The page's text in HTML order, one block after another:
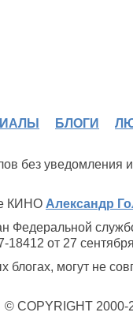
БЛОГИ
без
КИНО Александр
Федеральной
от 27
могут не
© COPYRIGHT 2000-